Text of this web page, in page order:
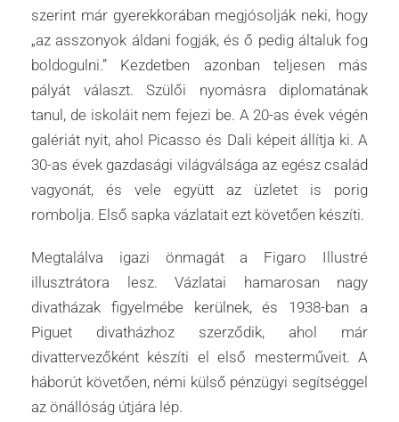
szerint már gyerekkorában megjósolják neki, hogy
„az asszonyok áldani fogják, és ő pedig általuk fog
boldogulni.” Kezdetben azonban teljesen más
pályát választ. Szülői nyomásra diplomatának
tanul, de iskoláit nem fejezi be. A 20-as évek végén
galériát nyit, ahol Picasso és Dali képeit állítja ki. A
30-as évek gazdasági világválsága az egész család
vagyonát, és vele együtt az üzletet is porig
rombolja. Első sapka vázlatait ezt követően készíti.
Megtalálva igazi önmagát a Figaro Illustré
illusztrátora lesz. Vázlatai hamarosan nagy
divatházak figyelmébe kerülnek, és 1938-ban a
Piguet divatházhoz szerződik, ahol már
divattervezőként készíti el első mesterműveit. A
háborút követően, némi külső pénzügyi segítséggel
az önállóság útjára lép.